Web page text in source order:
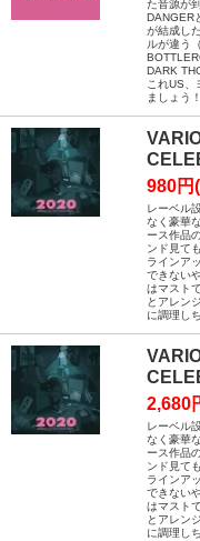
た音源が
DANGER
が結成し
ルが違う
DARK
これUS、
ましょう！
980円
レーベル
なく豪華
ース作品
ンド見て
ラインア
できない
はマスト
とアレン
に調理し
2,680
レーベル
なく豪華
ース作品
ンド見て
ラインア
できない
はマスト
とアレン
に調理し